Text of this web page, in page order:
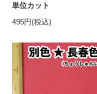
単位カット
495円(税込)